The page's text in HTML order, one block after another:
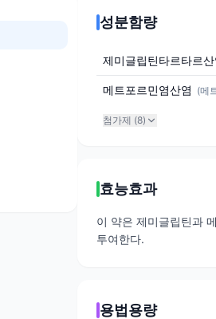
성분함량
제미글립틴타르타르
메트포르민염산염 (메
첨가제 (8)
효능효과
이 약은 제미글립틴과
투여한다.
용법용량